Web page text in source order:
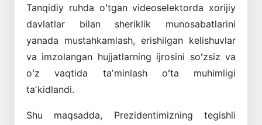
Tanqidiy ruhda oʻtgan videoselektorda xorijiy
davlatlar bilan sheriklik munosabatlarini
yanada mustahkamlash, erishilgan kelishuvlar
va imzolangan hujjatlarning ijrosini soʻzsiz va
oʻz vaqtida taʼminlash oʻta muhimligi
taʼkidlandi.
Shu maqsadda, Prezidentimizning tegishli